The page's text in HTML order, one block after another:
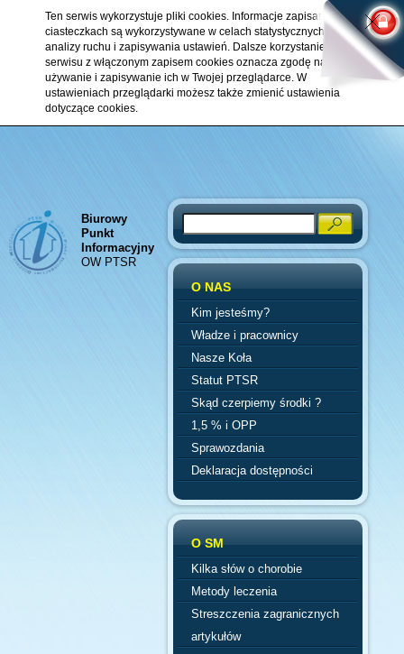
Ten serwis wykorzystuje pliki cookies. Informacje zapisane w
ciasteczkach są wykorzystywane w celach statystycznych,
analizy ruchu i zapisywania ustawień. Dalsze korzystanie z
serwisu z włączonym zapisem cookies oznacza zgodę na ich
używanie i zapisywanie ich w Twojej przeglądarce. W
ustawieniach przeglądarki możesz także zmienić ustawienia
dotyczące cookies.
Biurowy
Punkt
Informacyjny
OW PTSR
Search
O NAS
Kim jesteśmy?
Władze i pracownicy
Nasze Koła
Statut PTSR
Skąd czerpiemy środki ?
1,5 % i OPP
Sprawozdania
Deklaracja dostępności
O SM
Kilka słów o chorobie
Metody leczenia
Streszczenia zagranicznych
artykułów